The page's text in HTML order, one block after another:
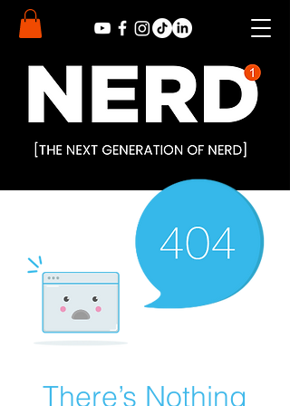
There’s Nothing